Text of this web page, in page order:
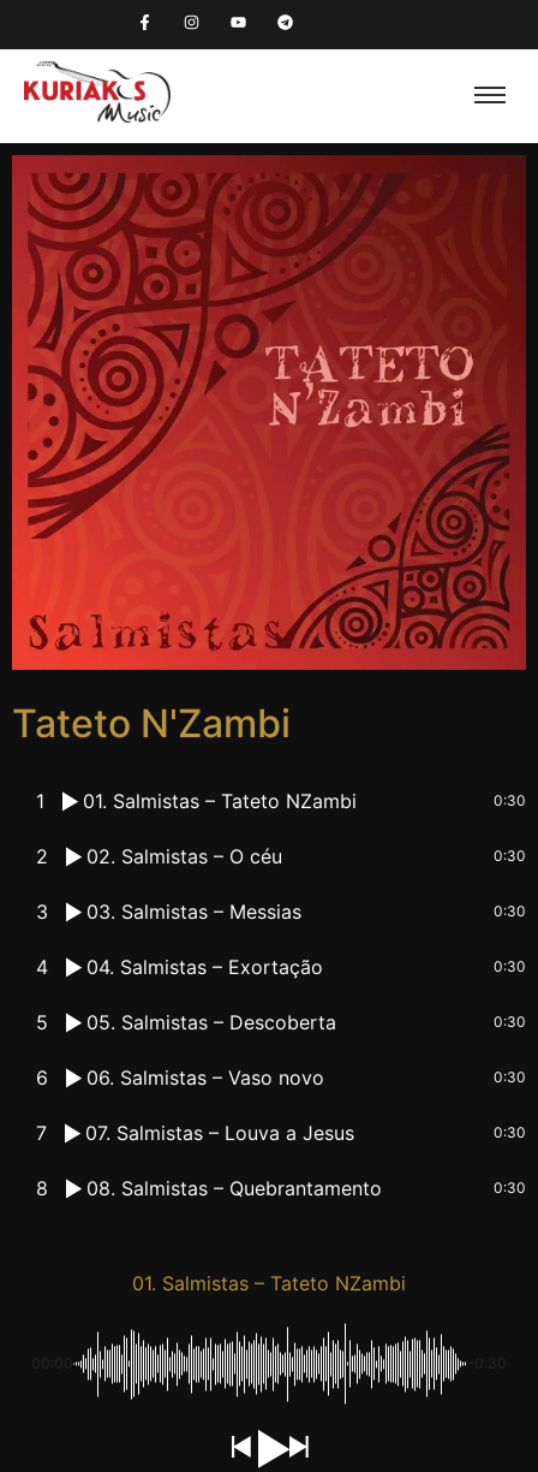
Tateto N'Zambi
1 01. Salmistas – Tateto NZambi 0:30
2 02. Salmistas – O céu 0:30
3 03. Salmistas – Messias 0:30
4 04. Salmistas – Exortação 0:30
5 05. Salmistas – Descoberta 0:30
6 06. Salmistas – Vaso novo 0:30
7 07. Salmistas – Louva a Jesus 0:30
8 08. Salmistas – Quebrantamento 0:30
01. Salmistas – Tateto NZambi